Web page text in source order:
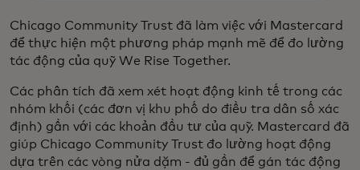
Chicago Community Trust đã làm việc với Mastercard
để thực hiện một phương pháp mạnh mẽ để đo lường
tác động của quỹ We Rise Together.
Các phân tích đã xem xét hoạt động kinh tế trong các
nhóm khối (các đơn vị khu phố do điều tra dân số xác
định) gần với các khoản đầu tư của quỹ. Mastercard đã
giúp Chicago Community Trust đo lường hoạt động
dựa trên các vòng nửa dặm - đủ gần để gán tác động